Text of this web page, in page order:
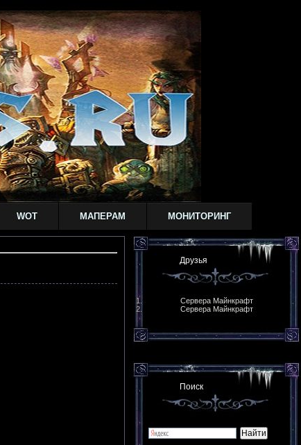
WOT МАПЕРАМ МОНИТОРИНГ
Друзья
Сервера Майнкрафт
Сервера Майнкрафт
Поиск